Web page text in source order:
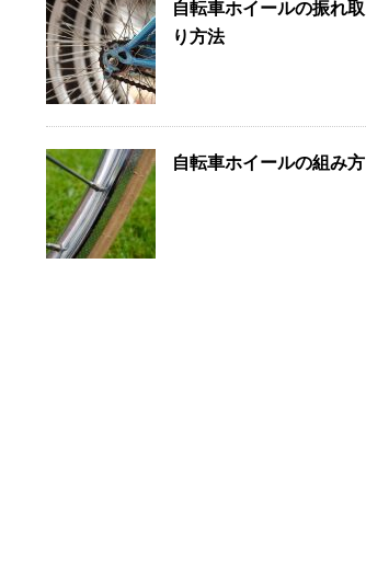
自転車ホイールの振れ取
り方法
自転車ホイールの組み方